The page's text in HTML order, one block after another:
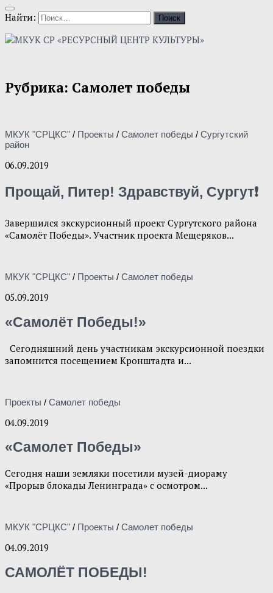
Найти:
Рубрика: Самолет победы
МКУК "СРЦКС" / Проекты / Самолет победы / Сургутский
район
06.09.2019
Прощай, Питер! Здравствуй, Сургут❗
Завершился экскурсионный проект Сургутского района
«Самолёт Победы». Участник проекта Мещеряков...
МКУК "СРЦКС" / Проекты / Самолет победы
05.09.2019
«Самолёт Победы!»
Сегодняшний день участникам экскурсионной поездки
запомнится посещением Кронштадта и...
Проекты / Самолет победы
04.09.2019
«Самолет Победы»
Сегодня наши земляки посетили музей-диораму
«Прорыв блокады Ленинграда» с осмотром...
МКУК "СРЦКС" / Проекты / Самолет победы
04.09.2019
САМОЛЁТ ПОБЕДЫ!